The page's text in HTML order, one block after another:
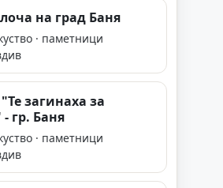
на град Баня
· паметници
загинаха за
гр. Баня
· паметници